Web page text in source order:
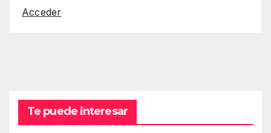
Acceder
Te puede interesar